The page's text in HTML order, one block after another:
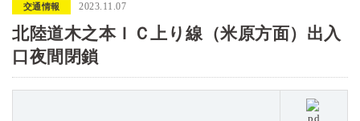
交通情報 2023.11.07
北陸道木之本ＩＣ上り線（米原方面）出入
口夜間閉鎖